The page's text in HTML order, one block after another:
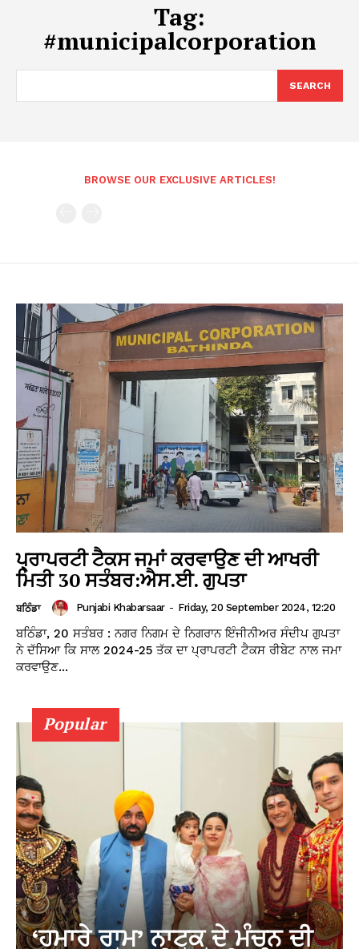
Tag:
#municipalcorporation
SEARCH
BROWSE OUR EXCLUSIVE ARTICLES!
ਪ੍ਰਾਪਰਟੀ ਟੈਕਸ ਜਮਾਂ ਕਰਵਾਉਣ ਦੀ ਆਖਰੀ
ਮਿਤੀ 30 ਸਤੰਬਰ:ਐਸ.ਈ. ਗੁਪਤਾ
ਬਠਿੰਡਾ Punjabi Khabarsaar - Friday, 20 September 2024, 12:20
ਬਠਿੰਡਾ, 20 ਸਤੰਬਰ : ਨਗਰ ਨਿਗਮ ਦੇ ਨਿਗਰਾਨ ਇੰਜੀਨੀਅਰ ਸੰਦੀਪ ਗੁਪਤਾ
ਨੇ ਦੱਸਿਆ ਕਿ ਸਾਲ 2024-25 ਤੱਕ ਦਾ ਪ੍ਰਾਪਰਟੀ ਟੈਕਸ ਰੀਬੇਟ ਨਾਲ ਜਮਾ
ਕਰਵਾਉਣ...
Popular
‘ਹਮਾਰੇ ਰਾਮ’ ਨਾਟਕ ਦੇ ਮੰਚਨ ਦੀ